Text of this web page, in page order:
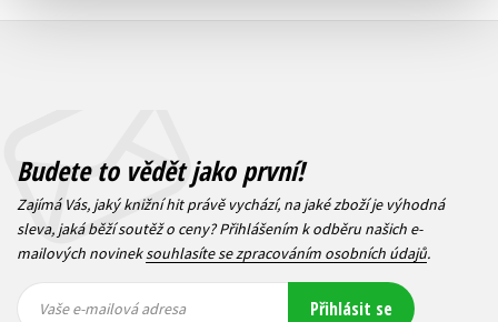
Budete to vědět jako první!
Zajímá Vás, jaký knižní hit právě vychází, na jaké zboží je výhodná
sleva, jaká běží soutěž o ceny? Přihlášením k odběru našich e-
mailových novineksouhlasíte se zpracováním osobních údajů.
mailová
mailová
Vaše e-mailová adresa Přihlásit se